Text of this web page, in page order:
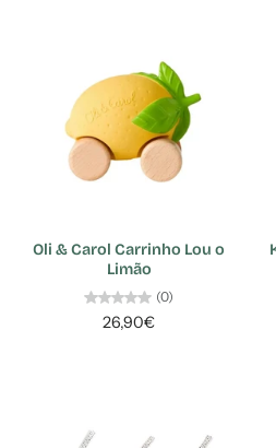
Oli & Carol Carrinho Lou o
Limão
(0)
26,90€